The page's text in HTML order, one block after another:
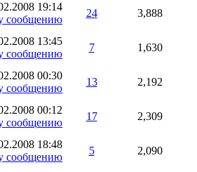
19:14
24 3,888
13:45
7 1,630
00:30
13 2,192
00:12
17 2,309
18:48
5 2,090